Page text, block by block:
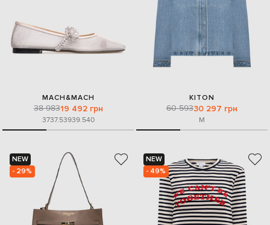
MACH&MACH
38 98319 492 грн
3737.53939.540
KITON
60 59330 297 грн
M
NEW
- 29%
NEW
- 49%